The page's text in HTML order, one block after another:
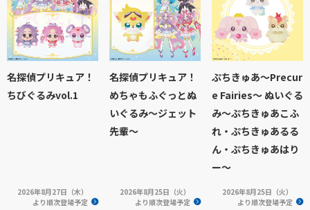
名探偵プリキュア！
ちびぐるみvol.1
2026年8月27日（木）
より順次登場予定
名探偵プリキュア！
めちゃもふぐっとぬ
いぐるみ～ジェット
先輩～
2026年8月25日（火）
より順次登場予定
ぷちきゅあ～Precur
e Fairies～ ぬいぐる
み～ぷちきゅあこふ
れ・ぷちきゅあるる
ん・ぷちきゅあはり
ー～
2026年8月25日（火）
より順次登場予定